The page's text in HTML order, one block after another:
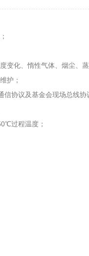
变化、惰性气体、烟尘、
护；
信协议及基金会现场总线
过程温度；